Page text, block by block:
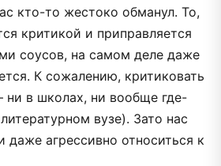
кто-то жестоко обманул. То,
критикой и приправляется
соусов, на самом деле даже
К сожалению, критиковать
ни в школах, ни вообще где-
вузе). Зато нас
даже агрессивно относиться к